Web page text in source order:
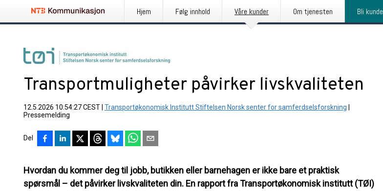
Hjem Følg innhold Våre kunder Om tjenesten Bli kunde
Transportmuligheter påvirker livskvaliteten
12.5.2026 10:54:27 CEST Transportøkonomisk Institutt Stiftelsen Norsk senter for samferdselsforskning
Pressemelding
Del
Hvordan du kommer deg til jobb, butikken eller barnehagen er ikke bare et praktisk
spørsmål – det påvirker livskvaliteten din. En rapport fra Transportøkonomisk institutt (TØI)